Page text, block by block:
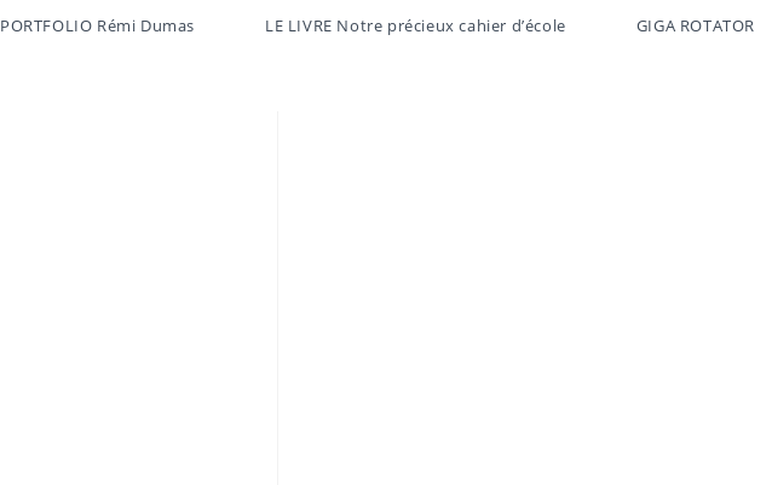
PORTFOLIO Rémi Dumas LE LIVRE Notre précieux cahier d’école GIGA ROTATOR